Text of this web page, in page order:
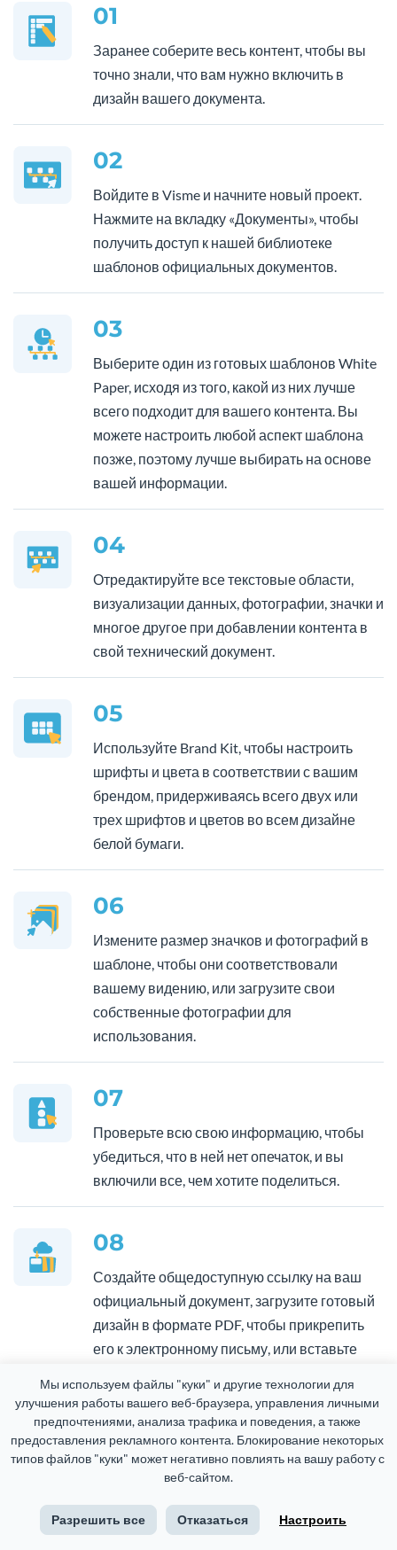
Мы используем файлы "куки" и другие технологии для
улучшения работы вашего веб-браузера, управления личными
предпочтениями, анализа трафика и поведения, а также
предоставления рекламного контента. Блокирование некоторых
типов файлов "куки" может негативно повлиять на вашу работу с
веб-сайтом.
Разрешить все Отказаться Настроить
01
Заранее соберите весь контент, чтобы вы
точно знали, что вам нужно включить в
дизайн вашего документа.
02
Войдите в Visme и начните новый проект.
Нажмите на вкладку «Документы», чтобы
получить доступ к нашей библиотеке
шаблонов официальных документов.
03
Выберите один из готовых шаблонов White
Paper, исходя из того, какой из них лучше
всего подходит для вашего контента. Вы
можете настроить любой аспект шаблона
позже, поэтому лучше выбирать на основе
вашей информации.
04
Отредактируйте все текстовые области,
визуализации данных, фотографии, значки и
многое другое при добавлении контента в
свой технический документ.
05
Используйте Brand Kit, чтобы настроить
шрифты и цвета в соответствии с вашим
брендом, придерживаясь всего двух или
трех шрифтов и цветов во всем дизайне
белой бумаги.
06
Измените размер значков и фотографий в
шаблоне, чтобы они соответствовали
вашему видению, или загрузите свои
собственные фотографии для
использования.
07
Проверьте всю свою информацию, чтобы
убедиться, что в ней нет опечаток, и вы
включили все, чем хотите поделиться.
08
Создайте общедоступную ссылку на ваш
официальный документ, загрузите готовый
дизайн в формате PDF, чтобы прикрепить
его к электронному письму, или вставьте
документы на веб-страницу для просмотра
вашей аудиторией.
Вопросы про конструктор